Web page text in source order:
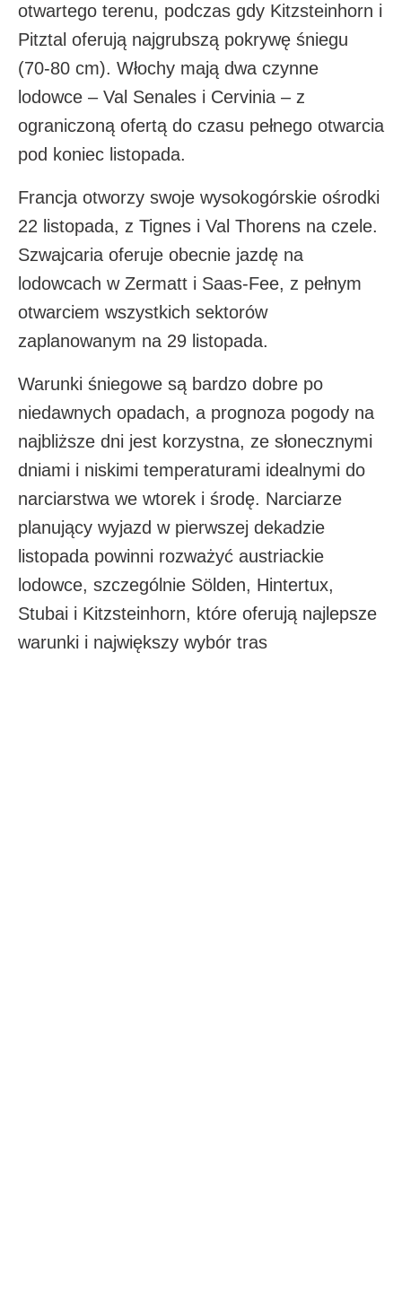
otwartego terenu, podczas gdy Kitzsteinhorn i
Pitztal oferują najgrubszą pokrywę śniegu
(70-80 cm). Włochy mają dwa czynne
lodowce – Val Senales i Cervinia – z
ograniczoną ofertą do czasu pełnego otwarcia
pod koniec listopada.​
Francja otworzy swoje wysokogórskie ośrodki
22 listopada, z Tignes i Val Thorens na czele.
Szwajcaria oferuje obecnie jazdę na
lodowcach w Zermatt i Saas-Fee, z pełnym
otwarciem wszystkich sektorów
zaplanowanym na 29 listopada.​
Warunki śniegowe są bardzo dobre po
niedawnych opadach, a prognoza pogody na
najbliższe dni jest korzystna, ze słonecznymi
dniami i niskimi temperaturami idealnymi do
narciarstwa we wtorek i środę. Narciarze
planujący wyjazd w pierwszej dekadzie
listopada powinni rozważyć austriackie
lodowce, szczególnie Sölden, Hintertux,
Stubai i Kitzsteinhorn, które oferują najlepsze
warunki i największy wybór tras